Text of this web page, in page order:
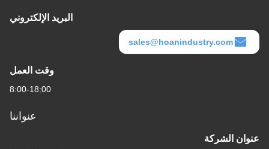
البريد الإلكتروني
sales@hoanindustry.com
وقت العمل
8:00-18:00
عنواننا
عنوان الشركة